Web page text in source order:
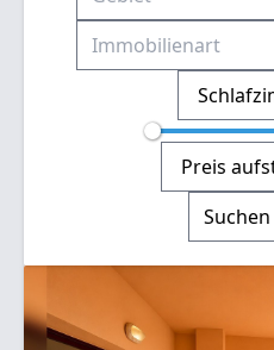
Suchen